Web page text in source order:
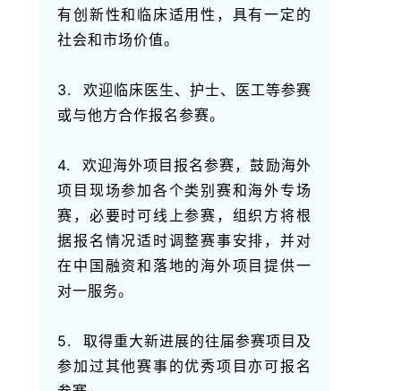
有创新性和临床适用性，具有一定的
社会和市场价值。
3. 欢迎临床医生、护士、医工等参赛
或与他方合作报名参赛。
4. 欢迎海外项目报名参赛，鼓励海外
项目现场参加各个类别赛和海外专场
赛，必要时可线上参赛，组织方将根
据报名情况适时调整赛事安排，并对
在中国融资和落地的海外项目提供一
对一服务。
5. 取得重大新进展的往届参赛项目及
参加过其他赛事的优秀项目亦可报名